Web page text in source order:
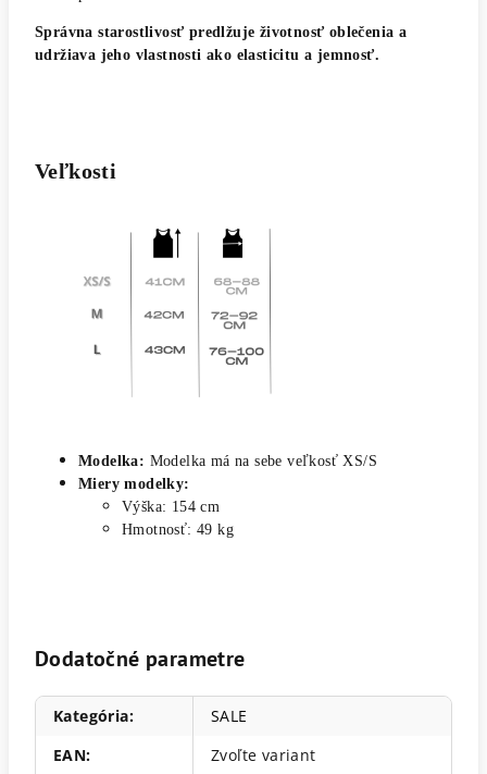
Správna starostlivosť predlžuje životnosť oblečenia a
udržiava jeho vlastnosti ako elasticitu a jemnosť.
Veľkosti
Modelka: Modelka má na sebe veľkosť XS/S
Miery modelky:
Výška: 154 cm
Hmotnosť: 49 kg
Dodatočné parametre
Kategória:
SALE
EAN: Zvoľte variant